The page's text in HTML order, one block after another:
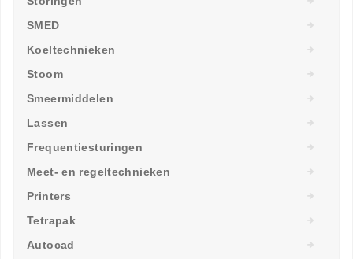
SMED
Koeltechnieken
Stoom
Smeermiddelen
Lassen
Frequentiesturingen
Meet- en regeltechnieken
Printers
Tetrapak
Autocad